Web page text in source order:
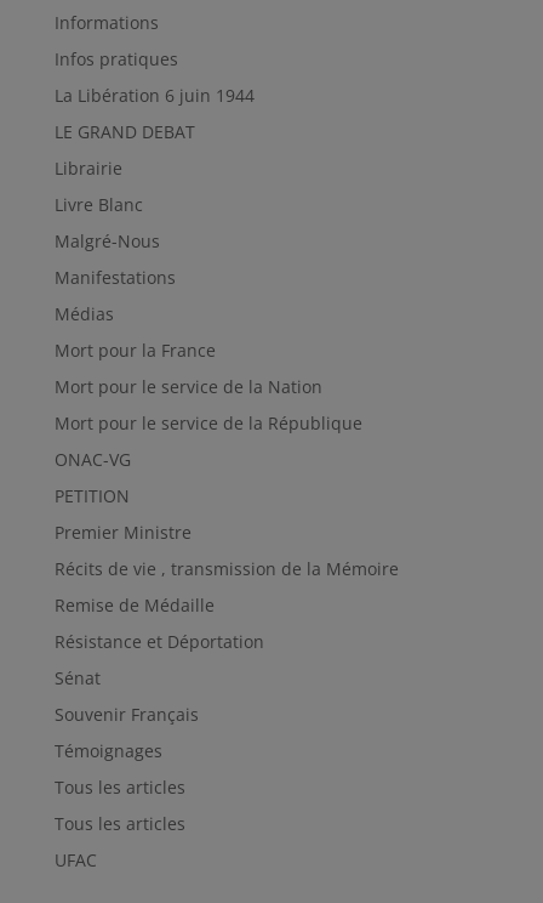
Informations
Infos pratiques
La Libération 6 juin 1944
LE GRAND DEBAT
Librairie
Livre Blanc
Malgré-Nous
Manifestations
Médias
Mort pour la France
Mort pour le service de la Nation
Mort pour le service de la République
ONAC-VG
PETITION
Premier Ministre
Récits de vie , transmission de la Mémoire
Remise de Médaille
Résistance et Déportation
Sénat
Souvenir Français
Témoignages
Tous les articles
Tous les articles
UFAC